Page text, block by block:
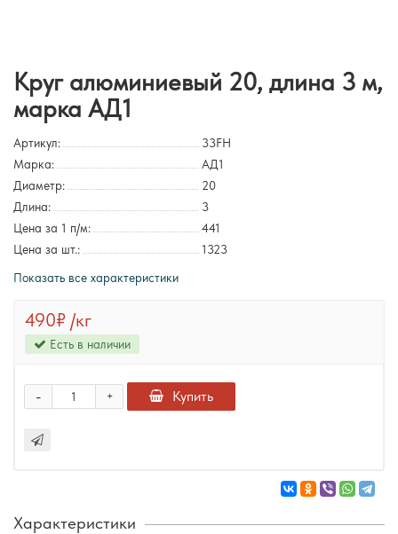
Круг алюминиевый 20, длина 3 м,
марка АД1
Артикул:
33FH
Марка:
АД1
Диаметр:
20
Длина:
3
Цена за 1 п/м:
441
Цена за шт.:
1323
Показать все характеристики
490₽ /кг
Есть в наличии
+
- Купить
Характеристики